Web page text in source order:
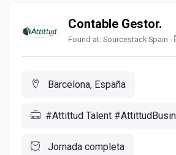
Contable Gestor.
Found at: Sourcestack Spain -
Barcelona, España
#Attittud Talent
Jornada completa